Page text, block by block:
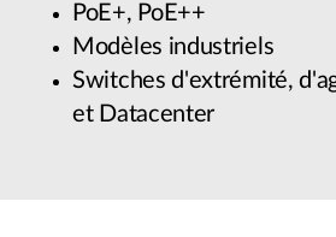
PoE+, PoE++
Modèles industriels
Switches d'extrémité,
et Datacenter